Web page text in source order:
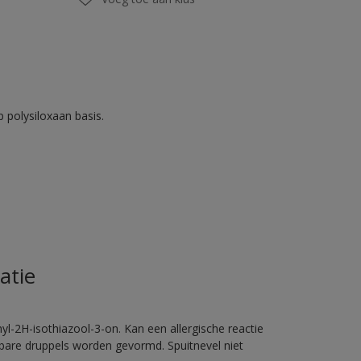
basis.
2H-isothiazool-3-on. Kan een allergische reactie
druppels worden gevormd. Spuitnevel niet